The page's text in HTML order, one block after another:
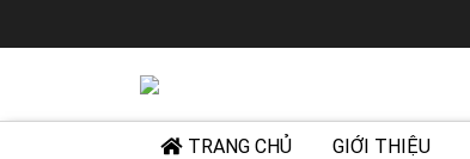
TRANG CHỦ GIỚI THIỆU